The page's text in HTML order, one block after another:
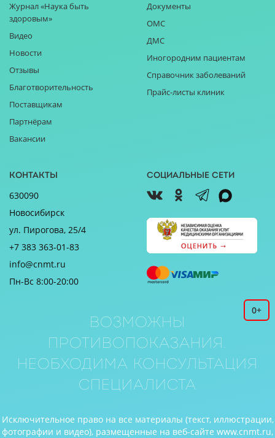
Журнал «Наука быть
здоровым»
Видео
Новости
Отзывы
Благотворительность
Поставщикам
Партнёрам
Вакансии
Документы
ОМС
ДМС
Иногородним пациентам
Справочник заболеваний
Прайс-листы клиник
Контакты
630090
Новосибирск
ул. Пирогова, 25/4
+7 383 363-01-83
info@cnmt.ru
Пн-Вс 8:00-20:00
Социальные сети
0+
Возможны
противопоказания.
Необходима консультация
специалиста
Исключительное право на все материалы (текст, иллюстрации,
фотографии и видео), размещенные на веб-сайте www.cnmt.ru,